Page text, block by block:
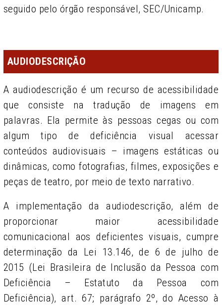
seguido pelo órgão responsável, SEC/Unicamp.
AUDIODESCRIÇÃO
A audiodescrição é um recurso de acessibilidade
que consiste na tradução de imagens em
palavras. Ela permite às pessoas cegas ou com
algum tipo de deficiência visual acessar
conteúdos audiovisuais – imagens estáticas ou
dinâmicas, como fotografi­as, filmes, exposições e
peças de teatro, por meio de texto narrativo.
A implementação da audiodescrição, além de
proporcionar maior acessibilidade
comunicacional aos deficientes visuais, cumpre
determinação da Lei 13.146, de 6 de julho de
2015 (Lei Brasileira de Inclusão da Pessoa com
Deficiência – Estatuto da Pessoa com
Deficiência), art. 67; parágrafo 2º, do Acesso à